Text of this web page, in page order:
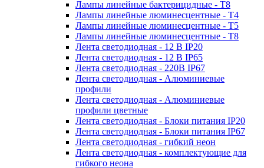
Лампы линейные бактерицидные - Т8
Лампы линейные люминесцентные - Т4
Лампы линейные люминесцентные - Т5
Лампы линейные люминесцентные - Т8
Лента светодиодная - 12 В IP20
Лента светодиодная - 12 В IP65
Лента светодиодная - 220В IP67
Лента светодиодная - Алюминиевые
профили
Лента светодиодная - Алюминиевые
профили цветные
Лента светодиодная - Блоки питания IP20
Лента светодиодная - Блоки питания IP67
Лента светодиодная - гибкий неон
Лента светодиодная - комплектующие для
гибкого неона